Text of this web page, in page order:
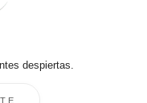
despiertas.